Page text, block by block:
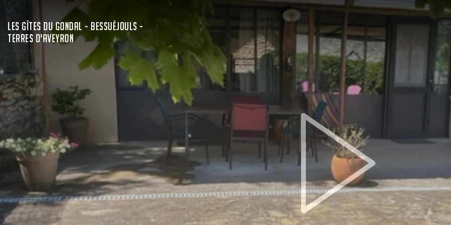
LES GÎTES DU GONDAL - BESSUÉJOULS -
TERRES D'AVEYRON